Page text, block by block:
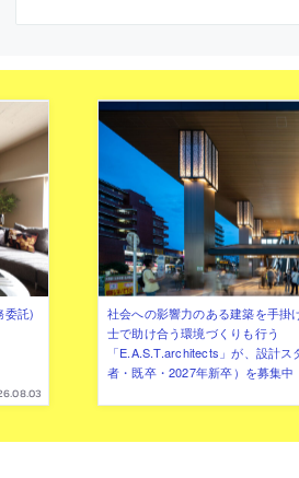
しても知られる。2026年8月に公開された
委託)
社会への影響力のある建築を手掛
士で助け合う環境づくりも行う
「E.A.S.T.architects」が、設計ス
者・既卒・2027年新卒）を募集中